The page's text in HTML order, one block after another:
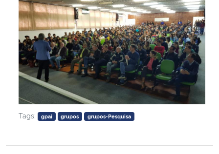
Planalto
Tags: gpai grupos grupos-Pesquisa